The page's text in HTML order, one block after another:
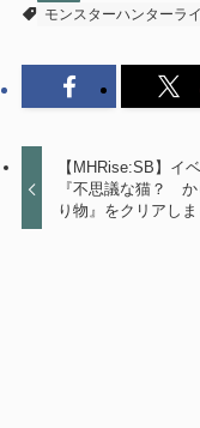
モンスターハンターラ
【MHRise:SB】イ
『不思議な猫？
り物』をクリアし